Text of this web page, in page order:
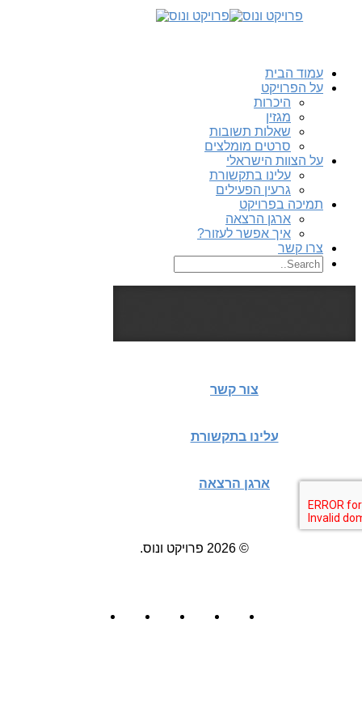
עמוד הבית
על הפרויקט
היכרות
מגזין
שאלות תשובות
סרטים מומלצים
על הצוות הישראלי
עלינו בתקשורת
גרעין הפעילים
תמיכה בפרויקט
ארגן הרצאה
איך אפשר לעזור?
צרו קשר
צור קשר
עלינו בתקשורת
ארגן הרצאה
© 2026 פרויקט ונוס.